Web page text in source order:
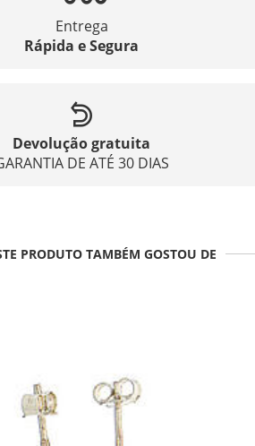
Entrega
Rápida e Segura
Devolução gratuita
DE ATÉ 30 DIAS
PRODUTO TAMBÉM GOSTOU DE